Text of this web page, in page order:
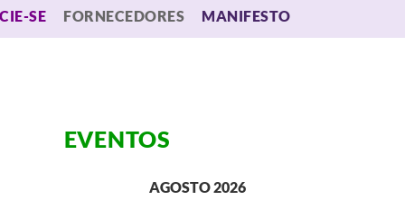
SE FORNECEDORES MANIFESTO
EVENTOS
AGOSTO 2026